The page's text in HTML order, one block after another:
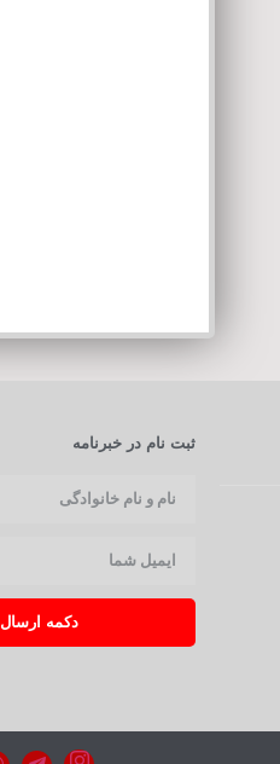
ثبت نام در خبرنامه
دکمه ارسال